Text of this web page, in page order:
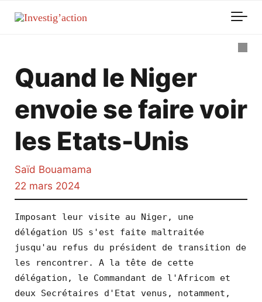
Quand le Niger
envoie se faire voir
les Etats-Unis
Saïd Bouamama
22 mars 2024
Imposant leur visite au Niger, une
délégation US s'est faite maltraitée
jusqu'au refus du président de transition de
les rencontrer. A la tête de cette
délégation, le Commandant de l'Africom et
deux Secrétaires d'Etat venus, notamment,